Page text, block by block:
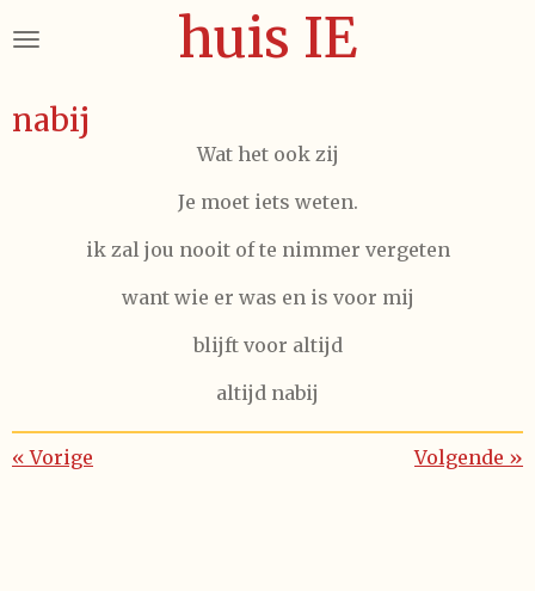
direct
de
hoofdinhoud
huis IE
nabij
Wat het ook zij
Je moet iets weten.
ik zal jou nooit of te nimmer vergeten
want wie er was en is voor mij
blijft voor altijd
altijd nabij
«Vorige Volgende »